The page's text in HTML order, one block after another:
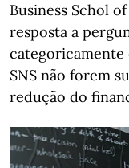
Business Schol
resposta a
categoricamente
SNS não forem
redução do